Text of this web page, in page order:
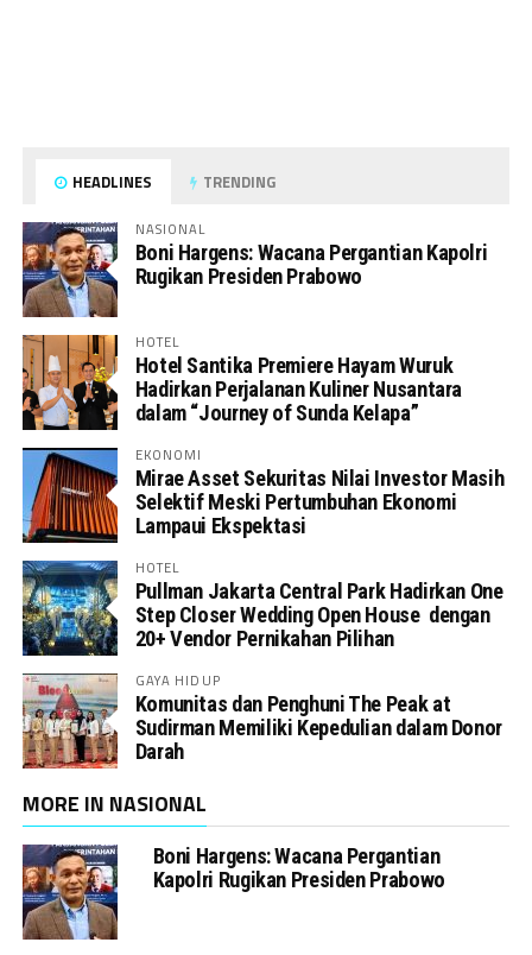
HEADLINES TRENDING
NASIONAL
Boni Hargens: Wacana Pergantian Kapolri
Rugikan Presiden Prabowo
HOTEL
Hotel Santika Premiere Hayam Wuruk
Hadirkan Perjalanan Kuliner Nusantara
dalam “Journey of Sunda Kelapa”
EKONOMI
Mirae Asset Sekuritas Nilai Investor Masih
Selektif Meski Pertumbuhan Ekonomi
Lampaui Ekspektasi
HOTEL
Pullman Jakarta Central Park Hadirkan One
Step Closer Wedding Open House dengan
20+ Vendor Pernikahan Pilihan
GAYA HIDUP
Komunitas dan Penghuni The Peak at
Sudirman Memiliki Kepedulian dalam Donor
Darah
MORE IN NASIONAL
Boni Hargens: Wacana Pergantian
Kapolri Rugikan Presiden Prabowo